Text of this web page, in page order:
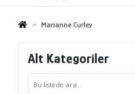
Marianne Curley
Alt Kategoriler